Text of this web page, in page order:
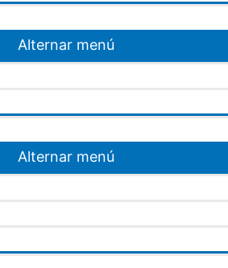
Alternar menú
Alternar menú